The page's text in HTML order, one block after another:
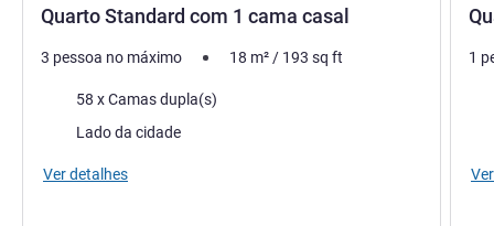
Quarto Standard com 1 cama casal
3 pessoa no máximo 18 m²/ 193 sq ft
Cama58 x Camas dupla(s)
Vistas:Lado da cidade
Ver detalhes
1